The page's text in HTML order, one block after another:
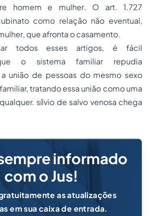
homem e mulher. O art. 1.727
como relação não eventual,
, que afronta o casamento.
todos esses artigos, é fácil
o sistema familiar repudia
união de pessoas do mesmo sexo
tratando essa união como uma
sílvio de salvo venosa chega
informado
com o Jus!
as atualizações
em sua caixa de entrada.